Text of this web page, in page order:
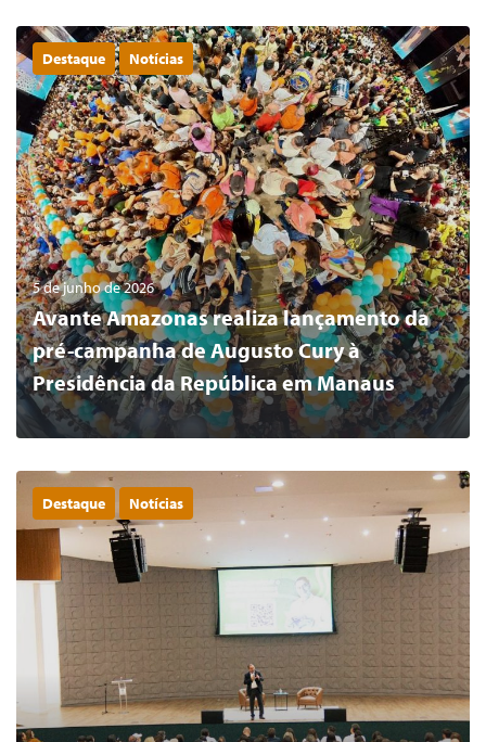
LER MAIS 0
Destaque Notícias
5 de junho de 2026
Avante Amazonas realiza lançamento da
pré-campanha de Augusto Cury à
Presidência da República em Manaus
LER MAIS
Destaque Notícias